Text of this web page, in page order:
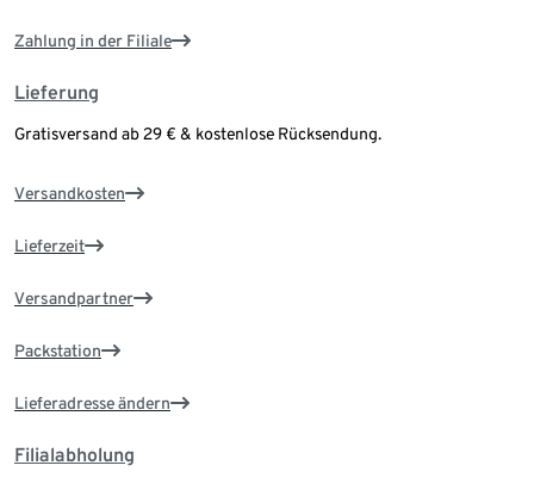
Zahlung in der Filiale
Lieferung
Gratisversand ab 29 € & kostenlose Rücksendung.
Versandkosten
Lieferzeit
Versandpartner
Packstation
Lieferadresse ändern
Filialabholung